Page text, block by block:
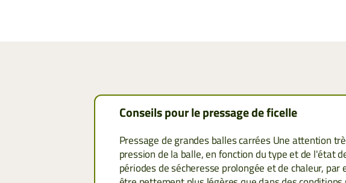
Ludovic, issu d’une
depuis plus de 20 ans et
06 79 79 26 20
Conseils pour le pressage de ficelle
Pressage de grandes balles carrées Une attention
pression de la balle, en fonction du type et de l'état
périodes de sécheresse prolongée et de chaleur,